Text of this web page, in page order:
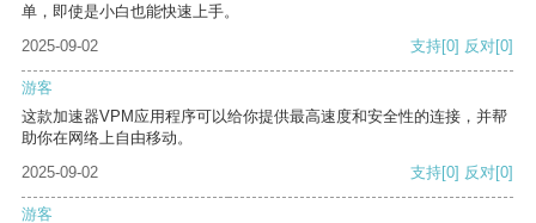
单，即使是小白也能快速上手。
2025-09-02
支持[0] 反对[0]
游客
这款加速器VPM应用程序可以给你提供最高速度和安全性的连接，并帮
助你在网络上自由移动。
2025-09-02
支持[0] 反对[0]
游客